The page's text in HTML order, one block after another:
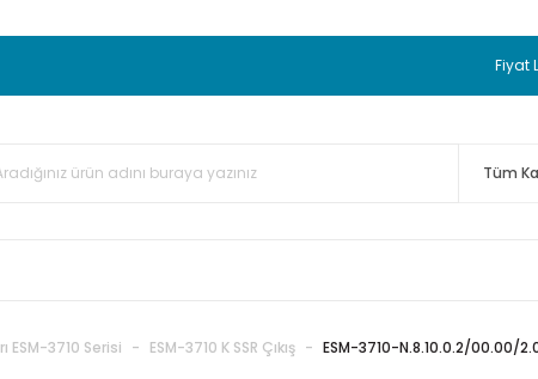
BEDAVATC Standart Bayonet J Tip Termokupul
TC Standart Bayonet JFiyat
ESM-3710 Serisi ESM-3710 K SSR Çıkış ESM-3710-N.8.10.0.2/00.00/